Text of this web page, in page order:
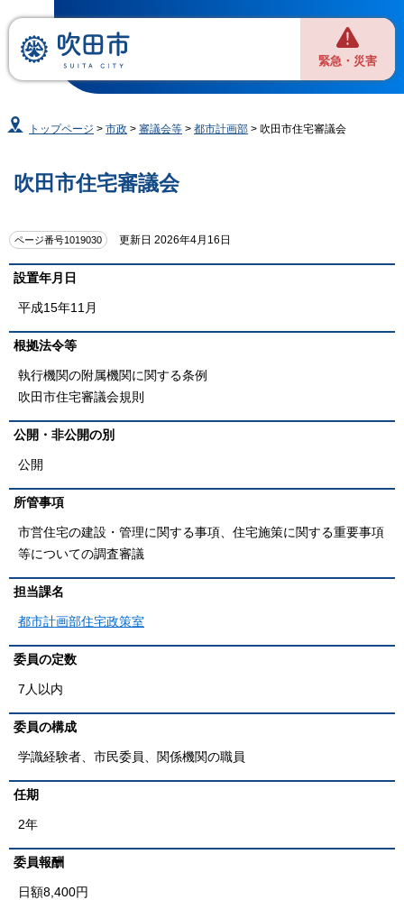
緊急・災害
トップページ >市政 >審議会等 >都市計画部 > 吹田市住宅審議会
吹田市住宅審議会
ページ番号1019030 更新日 2026年4月16日
設置年月日
平成15年11月
根拠法令等
執行機関の附属機関に関する条例
吹田市住宅審議会規則
公開・非公開の別
公開
所管事項
市営住宅の建設・管理に関する事項、住宅施策に関する重要事項
等についての調査審議
担当課名
都市計画部住宅政策室
委員の定数
7人以内
委員の構成
学識経験者、市民委員、関係機関の職員
任期
2年
委員報酬
日額8,400円